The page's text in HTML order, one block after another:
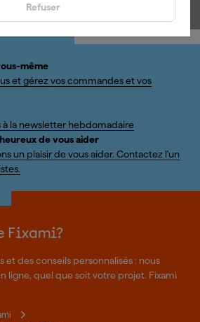
Refuser
même
et gérez vos commandes et vos
la newsletter hebdomadaire
de vous aider
un plaisir de vous aider. Contactez l'un
Fixami?
et des conseils personnalisés : nous
ligne, quel que soit votre projet. Fixami